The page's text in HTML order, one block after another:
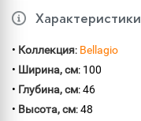
Характеристики
• Коллекция: Bellagio
• Ширина, см: 100
• Глубина, см: 46
• Высота, см: 48